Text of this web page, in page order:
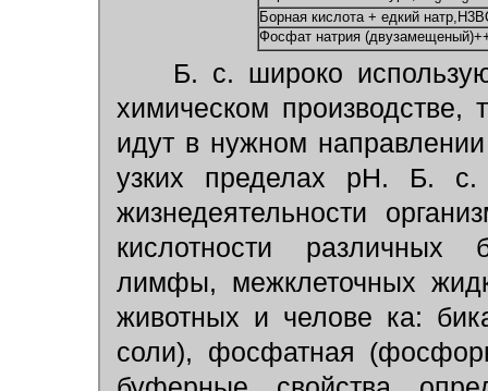
Борная кислота + едкий
Фосфат натрия
Б. с. широко
химическом производстве,
идут в нужном
узких пределах pH. Б.
жизнедеятельности
кислотности различных
лимфы, межклеточных
животных и челове ка:
соли), фосфатная